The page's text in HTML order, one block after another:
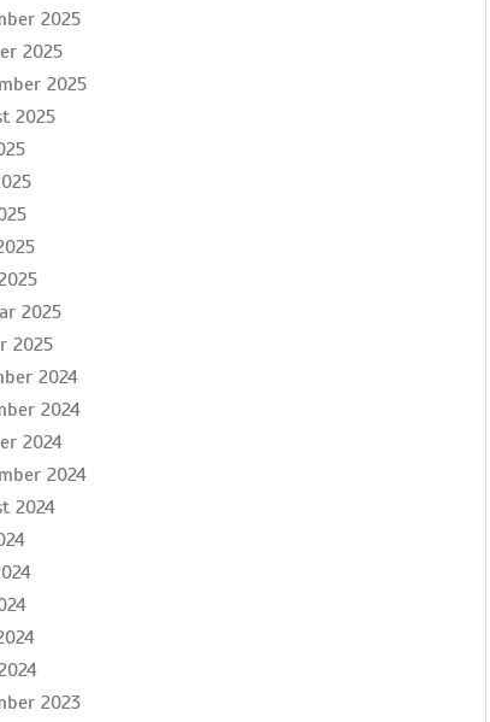
2025
2025
2025
2025
2025
2025
2024
2024
2024
2024
2024
2023